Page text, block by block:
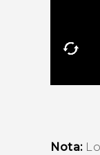
Nota: